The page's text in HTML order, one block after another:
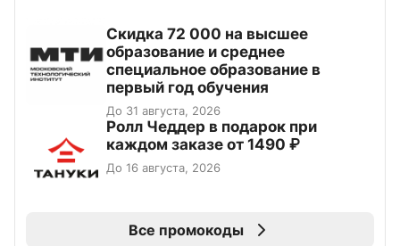
Скидка 72 000 на высшее
образование и среднее
специальное образование в
первый год обучения
До 31 августа, 2026
Ролл Чеддер в подарок при
каждом заказе от 1490 ₽
До 16 августа, 2026
Все промокоды